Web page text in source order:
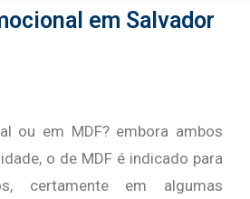
em Salvador
ou em MDF? embora ambos
o de MDF é indicado para
certamente em algumas